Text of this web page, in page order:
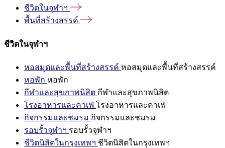
ชีวิตในจุฬาฯ
พื้นที่สร้างสรรค์
ชีวิตในจุฬาฯ
หอสมุดและพื้นที่สร้างสรรค์ หอสมุดและพื้นที่สร้างสรรค์
หอพัก หอพัก
กีฬาและสุขภาพนิสิต กีฬาและสุขภาพนิสิต
โรงอาหารและคาเฟ่ โรงอาหารและคาเฟ่
กิจกรรมและชมรม กิจกรรมและชมรม
รอบรั้วจุฬาฯ รอบรั้วจุฬาฯ
ชีวิตนิสิตในกรุงเทพฯ ชีวิตนิสิตในกรุงเทพฯ